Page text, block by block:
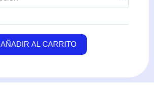
AÑADIR AL CARRITO